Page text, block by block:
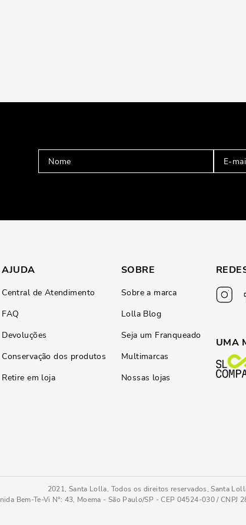
AJUDA
Central de Atendimento
FAQ
Devoluções
Conservação dos produtos
Retire em loja
SOBRE
Sobre a marca
Lolla Blog
Seja um Franqueado
Multimarcas
Nossas lojas
UMA
2021, Santa Lolla, Todos os direitos reservados, Santa
Bem-Te-Vi N°: 43, Moema - São Paulo/SP - CEP 04524-030 / CNPJ